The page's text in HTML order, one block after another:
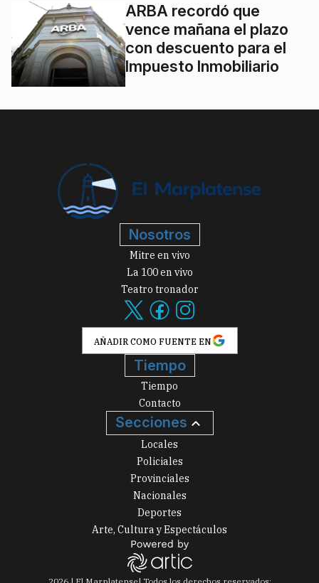
ARBA recordó que
vence mañana el plazo
con descuento para el
Impuesto Inmobiliario
Nosotros
Mitre en vivo
La 100 en vivo
Teatro tronador
AÑADIR COMO FUENTE EN
Tiempo
Tiempo
Contacto
Secciones
Locales
Policiales
Provinciales
Nacionales
Deportes
Arte, Cultura y Espectáculos